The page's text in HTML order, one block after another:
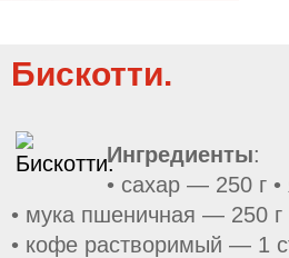
Бискотти.
Ингредиенты:
• сахар — 250 г
• мука пшеничная — 250
• кофе растворимый — 1